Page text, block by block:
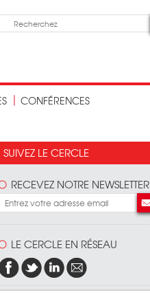
CONFÉRENCES
SUIVEZ LE CERCLE
RECEVEZ NOTRE NEWSLETTER
LE CERCLE EN RÉSEAU